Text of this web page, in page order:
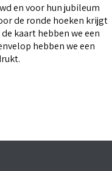
en voor hun jubileum
de ronde hoeken krijgt
kaart hebben we een
hebben we een